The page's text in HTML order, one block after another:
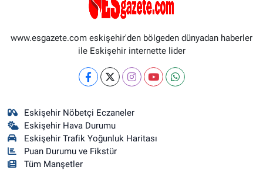
www.esgazete.com eskişehir'den bölgeden dünyadan haberler
ile Eskişehir internette lider
Eskişehir Nöbetçi Eczaneler
Eskişehir Hava Durumu
Eskişehir Trafik Yoğunluk Haritası
Puan Durumu ve Fikstür
Tüm Manşetler